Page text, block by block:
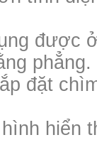
được
phẳng.
đặt
hiển